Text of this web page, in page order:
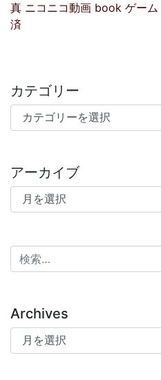
真 ニコニコ動画 book ゲーム
済
カテゴリー
カテゴリー
アーカイブ
アーカイブ
検索:
Archives
Archives